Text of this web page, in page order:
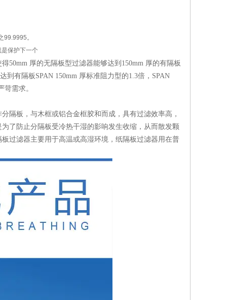
。
保护下一个
50mm 厚的无隔板型过滤器能够达到150mm 厚的有隔板
有隔板SPAN 150mm 厚标准阻力型的1.3倍，SPAN
需求。
隔板，与木框或铝合金框胶和而成，具有过滤效率高，
了防止分隔板受冷热干湿的影响发生收缩，从而散发颗
过滤器主要用于高温或高湿环境，纸隔板过滤器用在普